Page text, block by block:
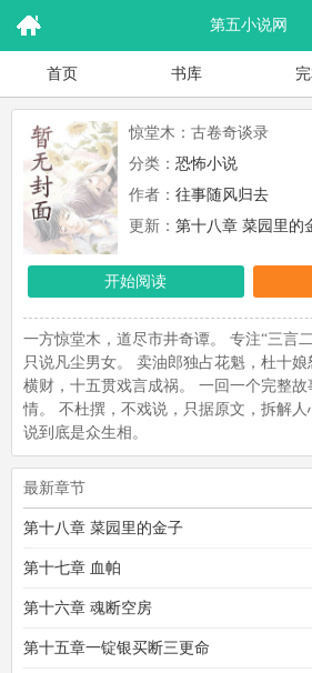
第五小说网
首页 书库
惊堂木：古卷奇谈录
分类：恐怖小说
作者：往事随风归去
更新：第十八章 菜园里的
开始阅读
一方惊堂木，道尽市井奇谭。 专注“三言
只说凡尘男女。 卖油郎独占花魁，杜十
横财，十五贯戏言成祸。 一回一个完整故
情。 不杜撰，不戏说，只据原文，拆解人
说到底是众生相。
最新章节
第十八章 菜园里的金子
第十七章 血帕
第十六章 魂断空房
第十五章一锭银买断三更命